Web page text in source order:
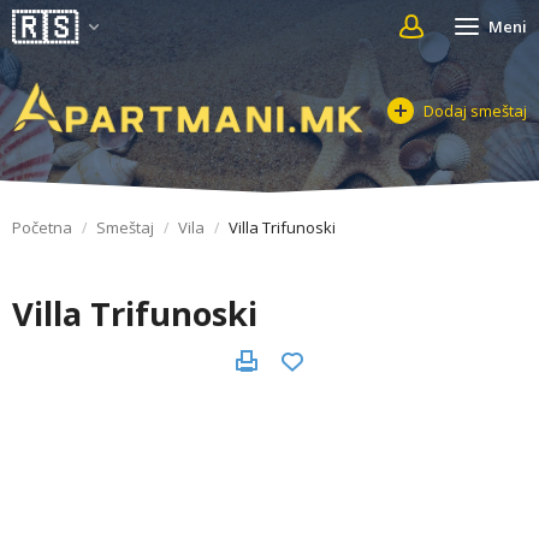
Meni
Dodaj smeštaj
Početna Smeštaj Vila Villa Trifunoski
Villa Trifunoski